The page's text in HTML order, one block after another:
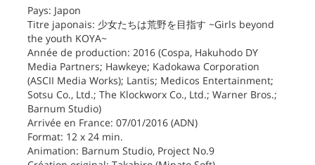
Pays: Japon
Titre japonais: 少女たちは荒野を目指す ~Girls beyond
the youth KOYA~
Année de production: 2016 (Cospa, Hakuhodo DY
Media Partners; Hawkeye; Kadokawa Corporation
(ASCII Media Works); Lantis; Medicos Entertainment;
Sotsu Co., Ltd.; The Klockworx Co., Ltd.; Warner Bros.;
Barnum Studio)
Arrivée en France: 07/01/2016 (ADN)
Format: 12 x 24 min.
Animation: Barnum Studio, Project No.9